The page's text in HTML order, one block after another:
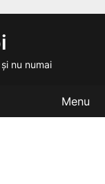
nu numai
Menu